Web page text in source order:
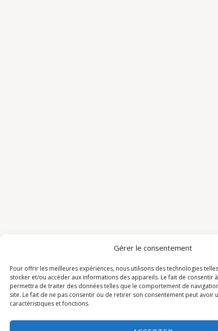
Gérer le consentement
Pour offrir les meilleures expériences, nous utilisons des technologies
stocker et/ou accéder aux informations des appareils. Le fait de consentir
permettra de traiter des données telles que le comportement de
site. Le fait de ne pas consentir ou de retirer son consentement peut avoir
caractéristiques et fonctions.